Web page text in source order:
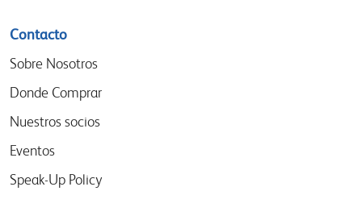
Contacto
Sobre Nosotros
Donde Comprar
Nuestros socios
Eventos
Speak-Up Policy